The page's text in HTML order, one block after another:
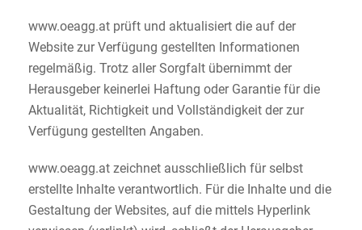
www.oeagg.at prüft und aktualisiert die auf der
Website zur Verfügung gestellten Informationen
regelmäßig. Trotz aller Sorgfalt übernimmt der
Herausgeber keinerlei Haftung oder Garantie für die
Aktualität, Richtigkeit und Vollständigkeit der zur
Verfügung gestellten Angaben.
www.oeagg.at zeichnet ausschließlich für selbst
erstellte Inhalte verantwortlich. Für die Inhalte und die
Gestaltung der Websites, auf die mittels Hyperlink